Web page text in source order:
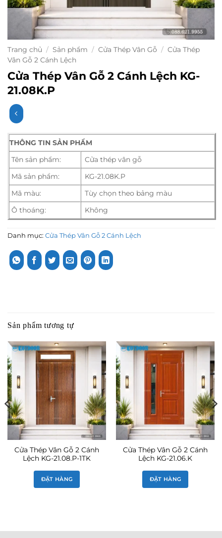
Trang chủ / Sản phẩm / Cửa Thép Vân Gỗ / Cửa Thép
Vân Gỗ 2 Cánh Lệch
Cửa Thép Vân Gỗ 2 Cánh Lệch KG-
21.08K.P
THÔNG TIN SẢN PHẨM
Tên sản phẩm:
Cửa thép vân gỗ
Mã sản phẩm:
KG-21.08K.P
Mã màu:
Tùy chọn theo bảng màu
Ô thoáng:
Không
Danh mục: Cửa Thép Vân Gỗ 2 Cánh Lệch
Sản phẩm tương tự
Cửa Thép Vân Gỗ 2 Cánh
Lệch KG-21.08.P-1TK
ĐẶT HÀNG
Cửa Thép Vân Gỗ 2 Cánh
Lệch KG-21.06.K
ĐẶT HÀNG